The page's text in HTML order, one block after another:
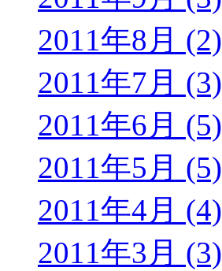
2011年8月 (2)
2011年7月 (3)
2011年6月 (5)
2011年5月 (5)
2011年4月 (4)
2011年3月 (3)